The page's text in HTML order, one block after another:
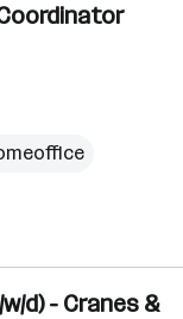
d) - Cranes &